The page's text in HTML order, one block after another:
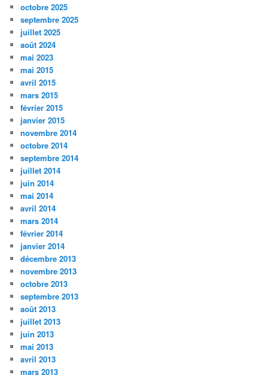
octobre 2025
septembre 2025
juillet 2025
août 2024
mai 2023
mai 2015
avril 2015
mars 2015
février 2015
janvier 2015
novembre 2014
octobre 2014
septembre 2014
juillet 2014
juin 2014
mai 2014
avril 2014
mars 2014
février 2014
janvier 2014
décembre 2013
novembre 2013
octobre 2013
septembre 2013
août 2013
juillet 2013
juin 2013
mai 2013
avril 2013
mars 2013